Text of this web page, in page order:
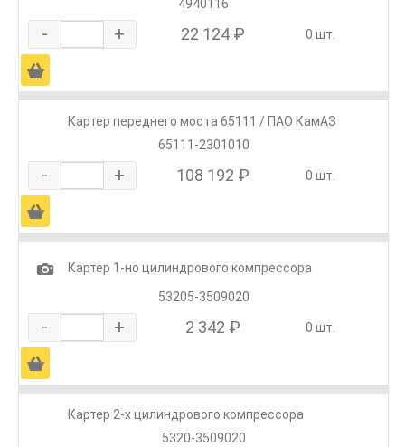
4940116
- + 22 124 ₽ 0 шт.
Ä
Картер переднего моста 65111 / ПАО КамАЗ
65111-2301010
- + 108 192 ₽ 0 шт.
Ä
1
Картер 1-но цилиндрового компрессора
53205-3509020
- + 2 342 ₽ 0 шт.
Ä
Картер 2-х цилиндрового компрессора
5320-3509020